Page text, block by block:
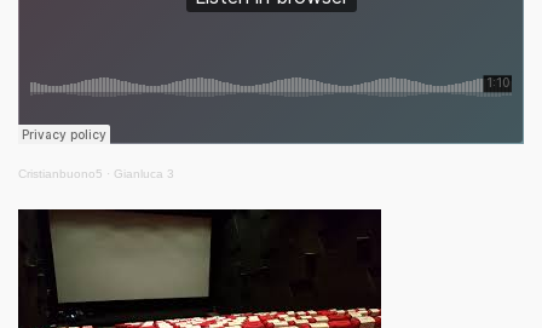
Cristianbuono5 · Gianluca 3